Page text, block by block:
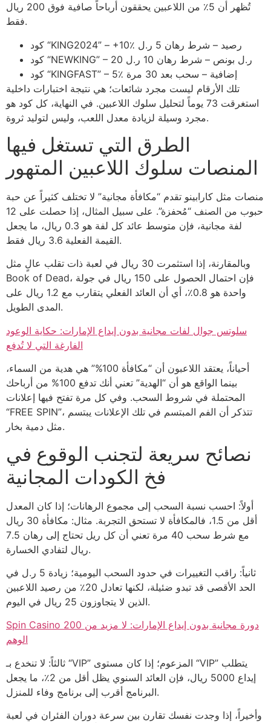
تُظهر أن 5٪ من اللاعبين يحققون أرباحاً صافية فوق 200 ريال
فقط.
كود “KING2024” – +10٪ رصيد – شرط رهان 5 ر.ل
كود “NEWKING” – 20 ر.ل بونص – شرط رهان 10 ر.ل
كود “KINGFAST” – 5٪ إضافية – سحب بعد 30 مرة
تلك الأرقام ليست مجرد شائعات؛ هي نتيجة اختبارات داخلية
استغرقت 73 يوماً لتحليل سلوك اللاعبين. في النهاية، كل كود هو
مجرد وسيلة لزيادة معدل اللعب، وليس لتوليد ثروة.
الطرق التي تستغل فيها
المنصات سلوك اللاعبين المتهور
منصات مثل كارابينو تقدم “مكافأة مجانية” لا تختلف كثيراً عن حبة
حبوب من الصنف “مُحفزة”. على سبيل المثال، إذا حصلت على 12
لفة مجانية، فإن متوسط عائد كل لفة هو 0.3 ريال، ما يجعل
القيمة الفعلية 3.6 ريال فقط.
وبالمقارنة، إذا استثمرت 30 ريال في لعبة ذات تقلب عالٍ مثل
Book of Dead، فإن احتمال الحصول على 150 ريال في جولة
واحدة هو 0.8٪، أي أن العائد الفعلي يتقارب مع 1.2 ريال على
المدى الطويل.
سلوتس جوال لفات مجانية بدون إيداع الإمارات: حكاية الوعود
الفارغة التي لا تُدفع
أحياناً، يعتقد اللاعبون أن “مكافأة 100%” هي هدية من السماء،
بينما الواقع هو أن “الهدية” تعني أنك تدفع 100% من أرباحك
المحتملة في شروط السحب. وفي كل مرة تفتح فيها إعلانات
“FREE SPIN”، تتذكر أن الفم المبتسم في تلك الإعلانات يبتسم
مثل دمية بخار.
نصائح سريعة لتجنب الوقوع في
فخ الكودات المجانية
أولاً: احسب نسبة السحب إلى مجموع الرهانات؛ إذا كان المعدل
أقل من 1.5، فالمكافأة لا تستحق التجربة. مثال: مكافأة 30 ريال
مع شرط سحب 40 مرة تعني أن كل ريل تحتاج إلى رهان 7.5
ريال لتفادي الخسارة.
ثانياً: راقب التغييرات في حدود السحب اليومية؛ زيادة 5 ر.ل في
الحد الأقصى قد تبدو ضئيلة، لكنها تعادل 20٪ من رصيد اللاعبين
الذين لا يتجاوزون 25 ريال في اليوم.
Spin Casino 200 دورة مجانية بدون إيداع الإمارات: لا مزيد من
الوهم
ثالثاً: لا تنخدع بـ “VIP” المزعوم؛ إذا كان مستوى “VIP” يتطلب
إيداع 5000 ريال، فإن العائد السنوي يظل أقل من 2٪، ما يجعل
البرنامج أقرب إلى برنامج وفاء للمنزل.
وأخيراً، إذا وجدت نفسك تقارن بين سرعة دوران الفئران في لعبة